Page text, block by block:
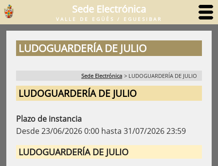
Sede Electrónica
VALLE DE EGÜÉS / EGUESIBAR
LUDOGUARDERÍA DE JULIO
Sede Electrónica > LUDOGUARDERÍA DE JULIO
LUDOGUARDERÍA DE JULIO
Plazo de instancia
Desde 23/06/2026 0:00 hasta 31/07/2026 23:59
LUDOGUARDERÍA DE JULIO